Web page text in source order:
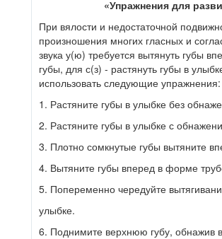
«Упражнения для
При вялости и недостаточной
произношения многих гласных и
звука у(ю) требуется вытянуть губы
губы, для с(з) - растянуть губы в
использовать следующие упражнения:
1. Растяните губы в улыбке без
2. Растяните губы в улыбке с
3. Плотно сомкнутые губы вытяните
4. Вытяните губы вперед в форме
5. Попеременно чередуйте
улыбке.
6. Поднимите верхнюю губу, обнажив